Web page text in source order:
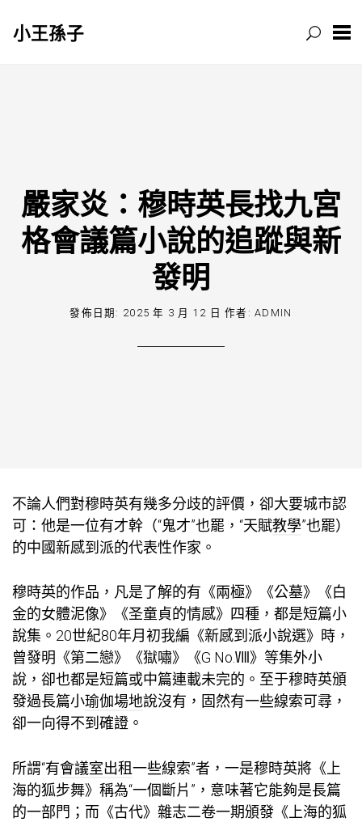
小王孫子
嚴家炎：穆時英長找九宮
格會議篇小說的追蹤與新
發明
發佈日期: 2025 年 3 月 12 日 作者:ADMIN
不論人們對穆時英有幾多分歧的評價，卻大要城市認
可：他是一位有才幹（“鬼才”也罷，“天賦教學”也罷）
的中國新感到派的代表性作家。
穆時英的作品，凡是了解的有《兩極》《公墓》《白
金的女體泥像》《圣童貞的情感》四種，都是短篇小
說集。20世紀80年月初我編《新感到派小說選》時，
曾發明《第二戀》《獄嘯》《G No.Ⅷ》等集外小
說，卻也都是短篇或中篇連載未完的。至于穆時英頒
發過長篇小瑜伽場地說沒有，固然有一些線索可尋，
卻一向得不到確證。
所謂“有會議室出租一些線索”者，一是穆時英將《上
海的狐步舞》稱為“一個斷片”，意味著它能夠是長篇
的一部門；而《古代》雜志二卷一期頒發《上海的狐